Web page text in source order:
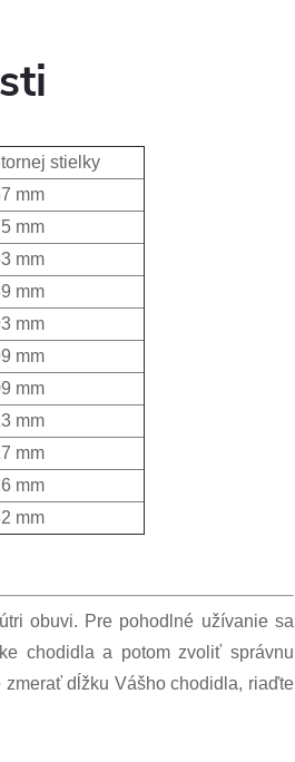
stielky
mm
mm
mm
mm
mm
mm
mm
mm
mm
mm
mm
obuvi. Pre pohodlné užívanie sa
chodidla a potom zvoliť správnu
dĺžku Vášho chodidla, riaďte